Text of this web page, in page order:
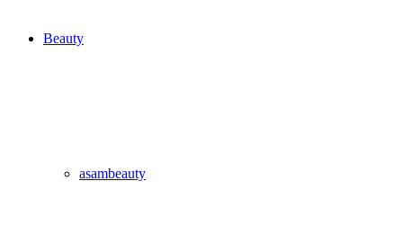
Beauty
asambeauty